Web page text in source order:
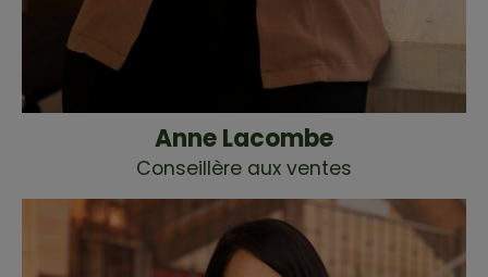
Anne Lacombe
Conseillère aux ventes